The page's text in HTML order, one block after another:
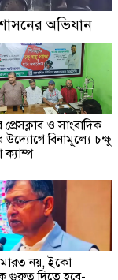
অভিযান
ও সাংবাদিক
উদ্যোগে বিনামূল্যে চক্ষু
ক্যাম্প
নয়, ইকো
গুরুত্ব দিতে হবে-